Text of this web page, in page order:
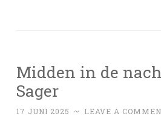
Midden in de
Sager
17 JUNI 2025 ~ LEAVE A